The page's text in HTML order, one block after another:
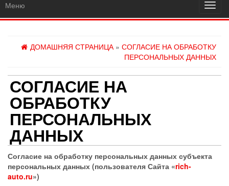
Меню
ДОМАШНЯЯ СТРАНИЦА» СОГЛАСИЕ НА ОБРАБОТКУ
ПЕРСОНАЛЬНЫХ ДАННЫХ
СОГЛАСИЕ НА
ОБРАБОТКУ
ПЕРСОНАЛЬНЫХ
ДАННЫХ
Согласие на обработку персональных данных субъекта
персональных данных (пользователя Сайта «rich-
auto.ru»)